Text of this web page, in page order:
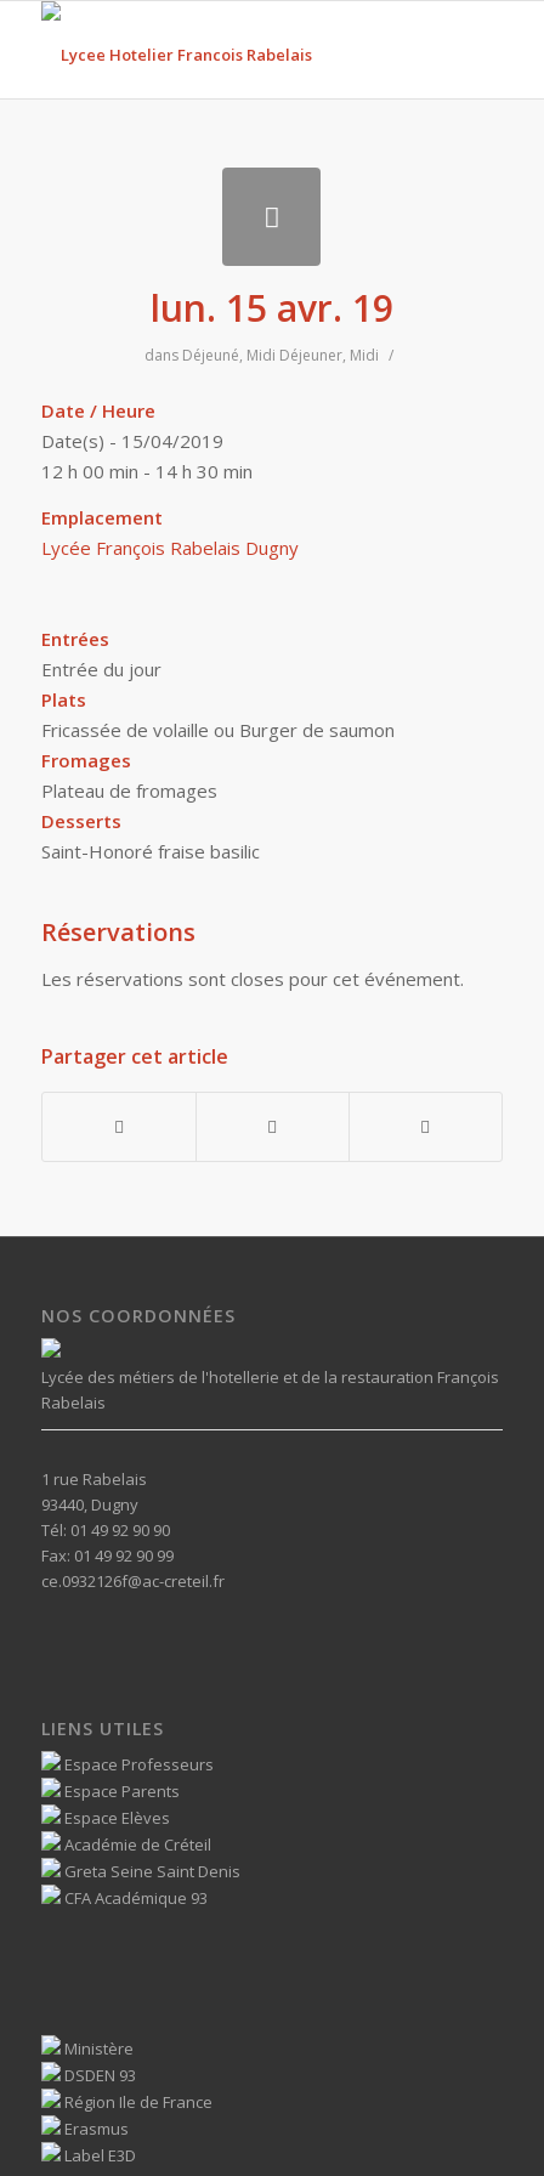
lun. 15 avr. 19
dans Déjeuné, Midi Déjeuner, Midi /
Date / Heure
Date(s) - 15/04/2019
12 h 00 min - 14 h 30 min
Emplacement
Lycée François Rabelais Dugny
Entrées
Entrée du jour
Plats
Fricassée de volaille ou Burger de saumon
Fromages
Plateau de fromages
Desserts
Saint-Honoré fraise basilic
Réservations
Les réservations sont closes pour cet événement.
Partager cet article
NOS COORDONNÉES
Lycée des métiers de l'hotellerie et de la restauration François
Rabelais
1 rue Rabelais
93440, Dugny
Tél: 01 49 92 90 90
Fax: 01 49 92 90 99
ce.0932126f@ac-creteil.fr
LIENS UTILES
Espace Professeurs
Espace Parents
Espace Elèves
Académie de Créteil
Greta Seine Saint Denis
CFA Académique 93
Ministère
DSDEN 93
Région Ile de France
Erasmus
Label E3D